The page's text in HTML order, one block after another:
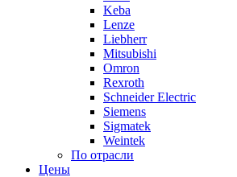
Keba
Lenze
Liebherr
Mitsubishi
Omron
Rexroth
Schneider Electric
Siemens
Sigmatek
Weintek
По отрасли
Цены